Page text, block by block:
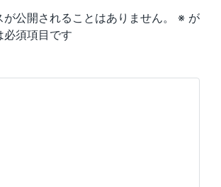
公開されることはありません。 ※ が
必須項目です